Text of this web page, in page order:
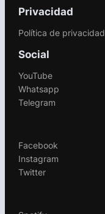
Privacidad
Política de privacidad
Social
YouTube
Whatsapp
Telegram
Facebook
Instagram
Twitter